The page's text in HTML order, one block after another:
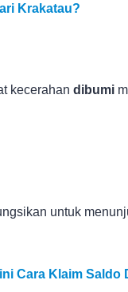
Krakatau?
kecerahan dibumi
untuk
Cara Klaim Saldo